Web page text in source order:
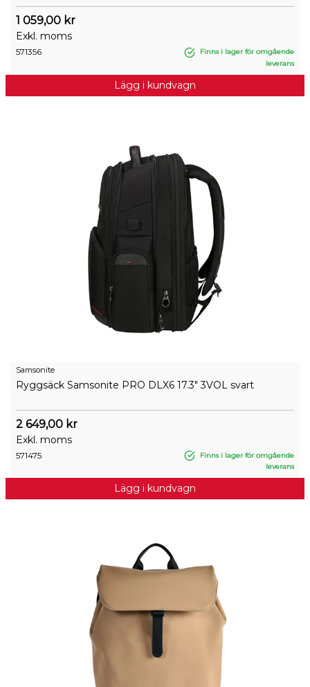
1 059,00 kr
Exkl. moms
571356
Finns i lager för omgående
leverans
Lägg i kundvagn
Samsonite
Ryggsäck Samsonite PRO DLX6 17.3" 3VOL svart
2 649,00 kr
Exkl. moms
571475
Finns i lager för omgående
leverans
Lägg i kundvagn